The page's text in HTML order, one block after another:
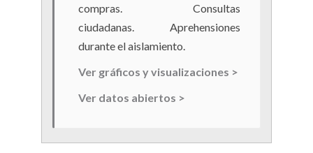
compras. Consultas
ciudadanas. Aprehensiones
durante el aislamiento.
Ver gráficos y visualizaciones >
Ver datos abiertos >